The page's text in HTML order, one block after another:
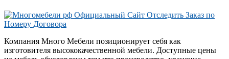
Компания Много Мебели позиционирует себя как
изготовителя высококачественной мебели. Доступные цены